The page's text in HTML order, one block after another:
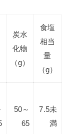
炭水
化物
（g）
食塩
相当
量
（g）
50～
65
7.5未
満